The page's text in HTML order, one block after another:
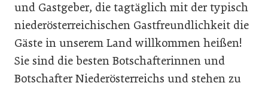
und Gastgeber, die tagtäglich mit der typisch
niederösterreichischen Gastfreundlichkeit die
Gäste in unserem Land willkommen heißen!
Sie sind die besten Botschafterinnen und
Botschafter Niederösterreichs und stehen zu